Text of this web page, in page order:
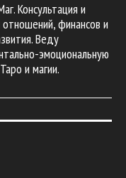
Консультация и
финансов и
Веду
эмоциональную
и магии.